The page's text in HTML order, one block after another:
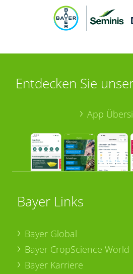
Entdecken Sie
App
Bayer Links
Bayer Global
Bayer CropScience World
Bayer Karriere